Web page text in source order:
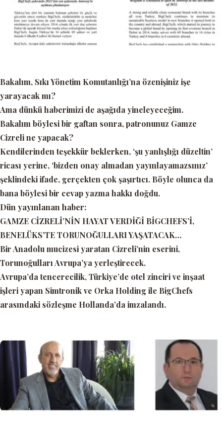
Bakalım, Sıkı Yönetim Komutanlığı’na özenişiniz işe
yarayacak mı?
Ama dünkü haberimizi de aşağıda yineleyeceğim.
Bakalım böylesi bir gaftan sonra, patronunuz Gamze
Cizreli ne yapacak?
Kendilerinden teşekkür beklerken, ‘şu yanlışlığı düzeltin’
ricası yerine, ‘bizden onay almadan yayınlayamazsınız’
şeklindeki ifade, gerçekten çok şaşırtıcı. Böyle olunca da
bana böylesi bir cevap yazma hakkı doğdu.
Dün yayınlanan haber:
GAMZE CİZRELİ’NİN HAYAT VERDİĞİ BİGCHEFS’İ,
BENELÜKS’TE TORUNOĞULLARI YAŞATACAK…
Bir Anadolu mucizesi yaratan Cizreli’nin eserini,
Torunoğulları Avrupa’ya yerleştirecek.
Avrupa’da tencerecilik, Türkiye’de otel zinciri ve inşaat
işleri yapan Simtronik ve Orka Holding ile BigChefs
arasındaki sözleşme Hollanda’da imzalandı.